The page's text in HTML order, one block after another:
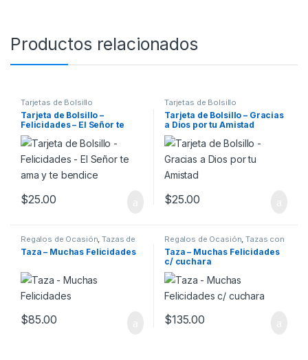
Productos relacionados
Tarjetas de Bolsillo
Tarjeta de Bolsillo –
Felicidades – El Señor te
ama y te bendice
$25.00
Tarjetas de Bolsillo
Tarjeta de Bolsillo – Gracias
a Dios por tu Amistad
$25.00
Regalos de Ocasión,Tazas de
Ocasión
Taza – Muchas Felicidades
$85.00
Regalos de Ocasión,Tazas con
Cuchara
Taza – Muchas Felicidades
c/ cuchara
$135.00